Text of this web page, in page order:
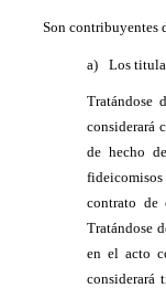
Son contribuyentes
a) Los
Tratándose
considerará
de hecho
contrato de
Tratándose
en el acto
considerará